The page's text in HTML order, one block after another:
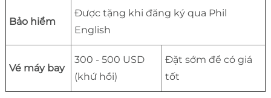
Bảo hiểm
Được tặng khi đăng ký qua Phil
English
Vé máy bay
300 - 500 USD
(khứ hồi)
Đặt sớm để có giá
tốt